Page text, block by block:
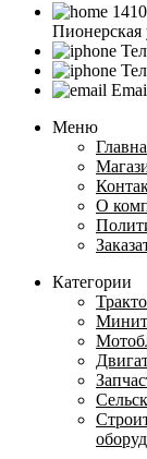
Пионерская
Меню
О
Категории